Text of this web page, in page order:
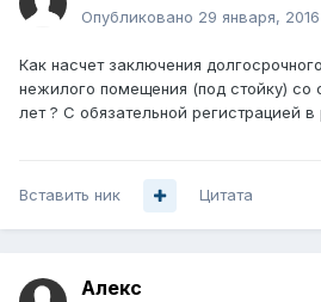
Опубликовано 29 января, 2016
Как насчет заключения
нежилого помещения (под стойку) со
лет ? С обязательной регистрацией в
Вставить ник Цитата
Алекc